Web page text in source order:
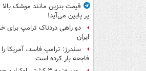
قیمت بنزین مانند موشک بالا
پر پایین می‌آید!
دو راهی دردناک ترامپ برای
ایران
سندرز: ترامپ فاسد، آمریکا
فاجعه بار کرده است